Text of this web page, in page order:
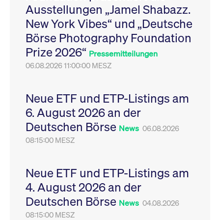
Ausstellungen „Jamel Shabazz.
New York Vibes“ und „Deutsche
Börse Photography Foundation
Prize 2026“ Pressemitteilungen
06.08.2026 11:00:00 MESZ
Neue ETF und ETP-Listings am
6. August 2026 an der
Deutschen Börse News 06.08.2026
08:15:00 MESZ
Neue ETF und ETP-Listings am
4. August 2026 an der
Deutschen Börse News 04.08.2026
08:15:00 MESZ
Leistung der Website
zu messen. Es handelt
sich um ein Muster-
Cookie, bei dem auf
das Präfix _pk_ses
eine kurze Reihe von
VISITOR_PRIVACY_METADATA
YouTube
.youtube.com
6
Monate
Dieses Cookie dient
Speicherung der
Einwilligungs- und
des Nutzers für ihre
Interaktion mit der
Sitzungen geehrt